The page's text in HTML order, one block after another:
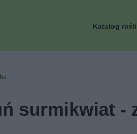
Katalog
surmikwiat -